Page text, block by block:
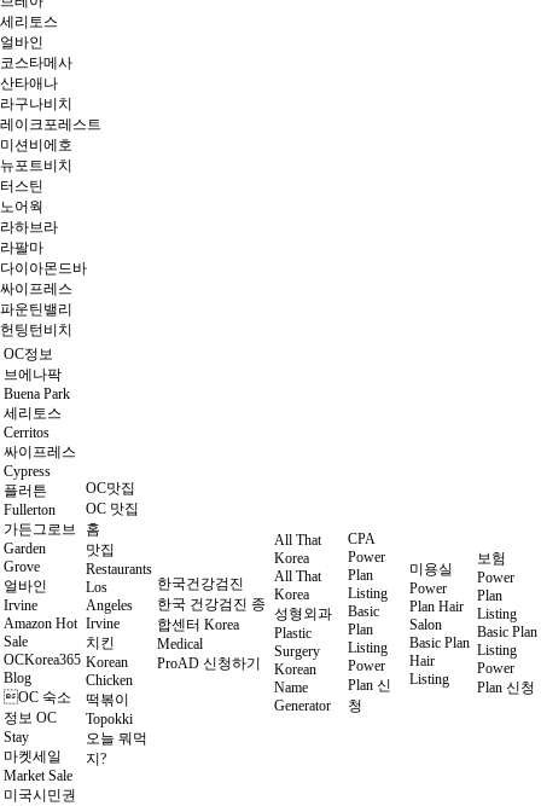
세리토스
얼바인
코스타메사
산타애나
라구나비치
레이크포레스트
미션비에호
뉴포트비치
터스틴
노어웍
라하브라
라팔마
다이아몬드바
싸이프레스
파운틴밸리
헌팅턴비치
OC정보
브에나팍
Buena Park
세리토스
Cerritos
싸이프레스
Cypress
플러튼
Fullerton
가든그로브
Garden
Grove
얼바인
Irvine
Amazon Hot
Sale
OCKorea365
Blog
OC 숙소
정보 OC
Stay
마켓세일
Market Sale
미국시민권
OC맛집
OC 맛집
홈
맛집
Restaurants
Los
Angeles
Irvine
치킨
Korean
Chicken
떡볶이
Topokki
오늘 뭐먹
지?
한국건강검진
한국 건강검진 종
합센터 Korea
Medical
ProAD 신청하기
All That
Korea
All That
Korea
성형외과
Plastic
Surgery
Korean
Name
Generator
CPA
Power
Plan
Listing
Basic
Plan
Listing
Power
Plan 신
청
미용실
Power
Plan Hair
Salon
Basic Plan
Hair
Listing
보험
Power
Plan
Listing
Basic Plan
Listing
Power
Plan 신청